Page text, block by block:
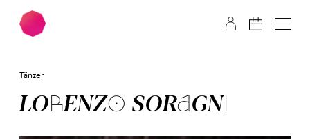
Zum Hauptinhalt springen Zum Footer springen
Tänzer
LORENZO SORAGNI